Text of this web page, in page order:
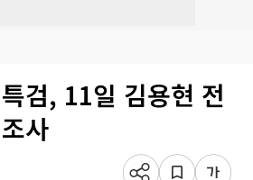
검, 11일 김용현 전
사